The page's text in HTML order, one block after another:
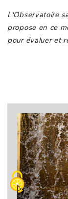
L'Observatoire
propose en ce
pour évaluer et